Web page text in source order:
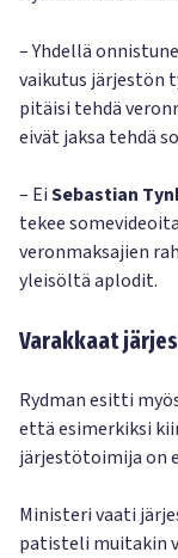
– Yhdellä
vaikutus järjestön
pitäisi tehdä
eivät jaksa tehdä
– EiSebastian
tekee
veronmaksajien
yleisöltä aplodit.
Varakkaat
Rydman esitti
että esimerkiksi
järjestötoimija on
Ministeri vaati
patisteli muitakin